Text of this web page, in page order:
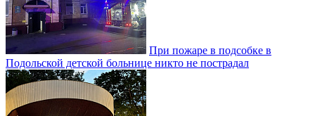
При пожаре в подсобке в
Подольской детской больнице никто не пострадал